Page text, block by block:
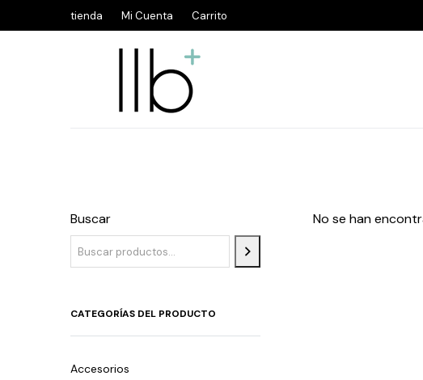
tienda Mi Cuenta Carrito
Buscar
CATEGORÍAS DEL PRODUCTO
Accesorios
No se han